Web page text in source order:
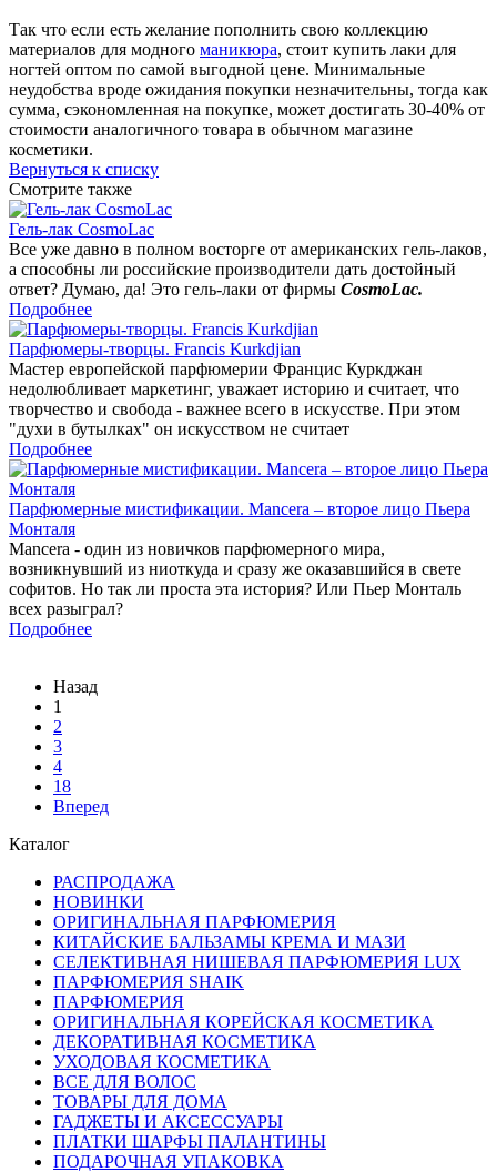
Так что если есть желание пополнить свою коллекцию
материалов для модного маникюра, стоит купить лаки для
ногтей оптом по самой выгодной цене. Минимальные
неудобства вроде ожидания покупки незначительны, тогда как
сумма, сэкономленная на покупке, может достигать 30-40% от
стоимости аналогичного товара в обычном магазине
косметики.
Вернуться к списку
Смотрите также
Гель-лак CosmoLac
Все уже давно в полном восторге от американских гель-лаков,
а способны ли российские производители дать достойный
ответ? Думаю, да! Это гель-лаки от фирмы CosmoLac.
Подробнее
Парфюмеры-творцы. Francis Kurkdjian
Мастер европейской парфюмерии Францис Куркджан
недолюбливает маркетинг, уважает историю и считает, что
творчество и свобода - важнее всего в искусстве. При этом
"духи в бутылках" он искусством не считает
Подробнее
Парфюмерные мистификации. Mancera – второе лицо Пьера
Монталя
Mancera - один из новичков парфюмерного мира,
возникнувший из ниоткуда и сразу же оказавшийся в свете
софитов. Но так ли проста эта история? Или Пьер Монталь
всех разыграл?
Подробнее
Назад
1
2
3
4
18
Вперед
Каталог
РАСПРОДАЖА
НОВИНКИ
ОРИГИНАЛЬНАЯ ПАРФЮМЕРИЯ
КИТАЙСКИЕ БАЛЬЗАМЫ КРЕМА И МАЗИ
СЕЛЕКТИВНАЯ НИШЕВАЯ ПАРФЮМЕРИЯ LUX
ПАРФЮМЕРИЯ SHAIK
ПАРФЮМЕРИЯ
ОРИГИНАЛЬНАЯ КОРЕЙСКАЯ КОСМЕТИКА
ДЕКОРАТИВНАЯ КОСМЕТИКА
УХОДОВАЯ КОСМЕТИКА
ВСЕ ДЛЯ ВОЛОС
ТОВАРЫ ДЛЯ ДОМА
ГАДЖЕТЫ И АКСЕССУАРЫ
ПЛАТКИ ШАРФЫ ПАЛАНТИНЫ
ПОДАРОЧНАЯ УПАКОВКА